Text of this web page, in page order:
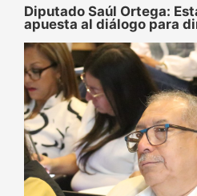
Diputado Saúl Ortega:
apuesta al diálogo para